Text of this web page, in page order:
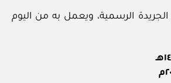
الجريدة الرسمية، ويعمل به من اليوم